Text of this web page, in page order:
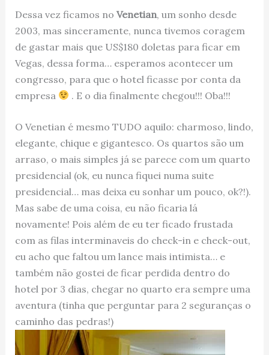
Dessa vez ficamos no Venetian, um sonho desde
2003, mas sinceramente, nunca tivemos coragem
de gastar mais que US$180 doletas para ficar em
Vegas, dessa forma… esperamos acontecer um
congresso, para que o hotel ficasse por conta da
empresa
. E o dia finalmente chegou!!! Oba!!!
O Venetian é mesmo TUDO aquilo: charmoso, lindo,
elegante, chique e gigantesco. Os quartos são um
arraso, o mais simples já se parece com um quarto
presidencial (ok, eu nunca fiquei numa suite
presidencial… mas deixa eu sonhar um pouco, ok?!).
Mas sabe de uma coisa, eu não ficaria lá
novamente! Pois além de eu ter ficado frustada
com as filas interminaveis do check-in e check-out,
eu acho que faltou um lance mais intimista… e
também não gostei de ficar perdida dentro do
hotel por 3 dias, chegar no quarto era sempre uma
aventura (tinha que perguntar para 2 seguranças o
caminho das pedras!)